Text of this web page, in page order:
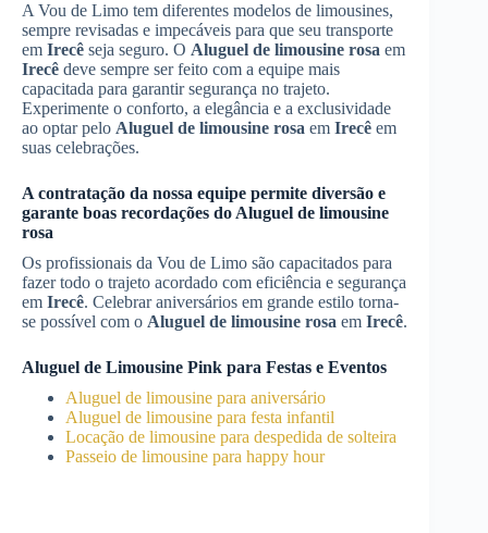
A Vou de Limo tem diferentes modelos de limousines,
sempre revisadas e impecáveis para que seu transporte
em Irecê seja seguro. O Aluguel de limousine rosa em
Irecê deve sempre ser feito com a equipe mais
capacitada para garantir segurança no trajeto.
Experimente o conforto, a elegância e a exclusividade
ao optar pelo Aluguel de limousine rosa em Irecê em
suas celebrações.
A contratação da nossa equipe permite diversão e
garante boas recordações do Aluguel de limousine
rosa
Os profissionais da Vou de Limo são capacitados para
fazer todo o trajeto acordado com eficiência e segurança
em Irecê. Celebrar aniversários em grande estilo torna-
se possível com o Aluguel de limousine rosa em Irecê.
Aluguel de Limousine Pink para Festas e Eventos
Aluguel de limousine para aniversário
Aluguel de limousine para festa infantil
Locação de limousine para despedida de solteira
Passeio de limousine para happy hour